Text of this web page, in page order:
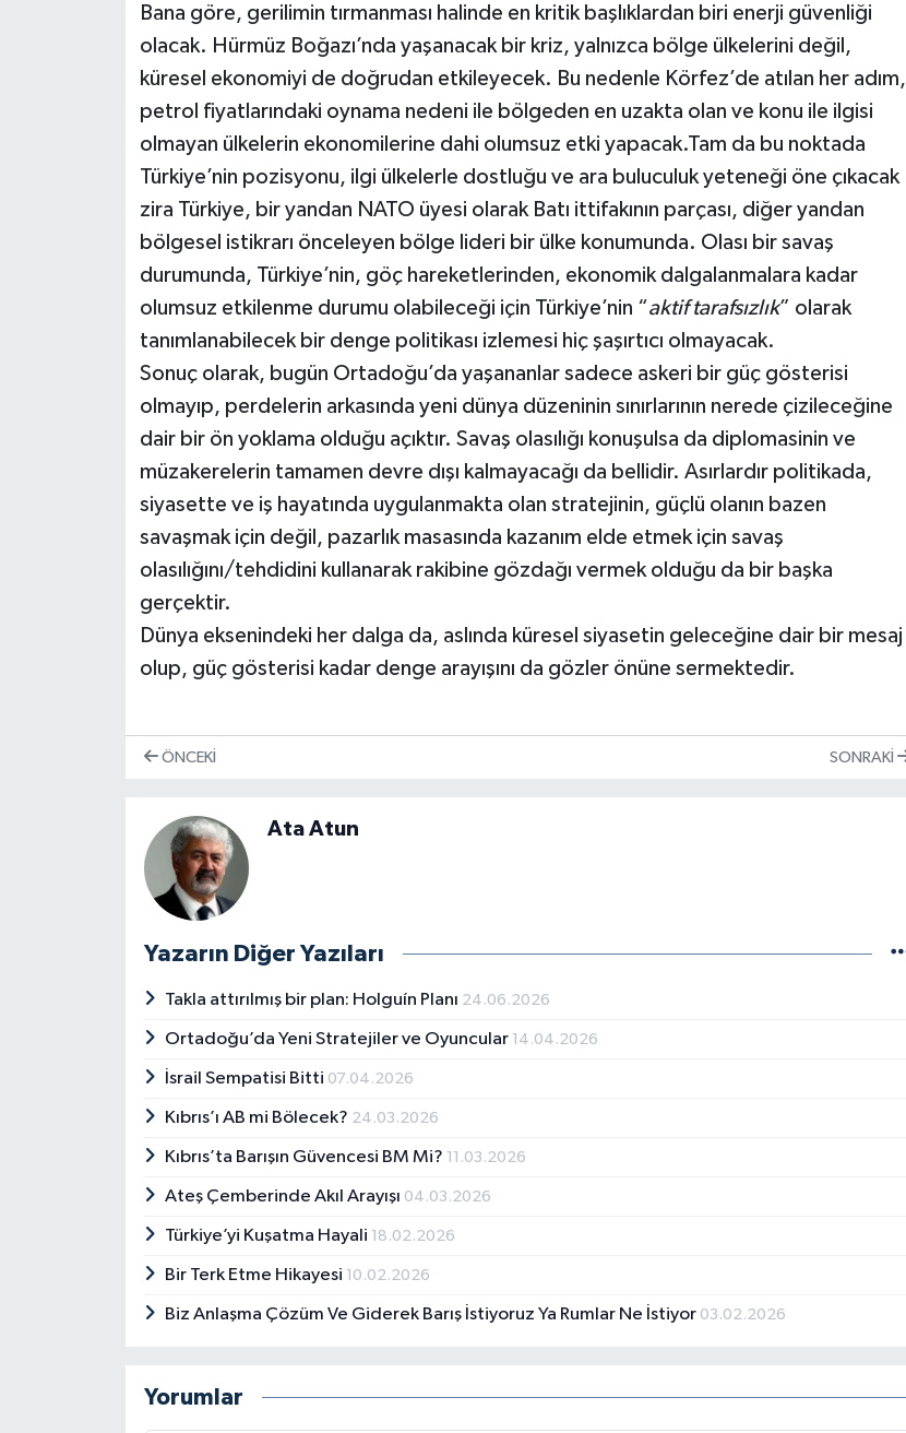
Bana göre, gerilimin tırmanması halinde en kritik başlıklardan biri enerji güvenliği
olacak. Hürmüz Boğazı’nda yaşanacak bir kriz, yalnızca bölge ülkelerini değil,
küresel ekonomiyi de doğrudan etkileyecek. Bu nedenle Körfez’de atılan her adım,
petrol fiyatlarındaki oynama nedeni ile bölgeden en uzakta olan ve konu ile ilgisi
olmayan ülkelerin ekonomilerine dahi olumsuz etki yapacak.Tam da bu noktada
Türkiye’nin pozisyonu, ilgi ülkelerle dostluğu ve ara buluculuk yeteneği öne çıkacak
zira Türkiye, bir yandan NATO üyesi olarak Batı ittifakının parçası, diğer yandan
bölgesel istikrarı önceleyen bölge lideri bir ülke konumunda. Olası bir savaş
durumunda, Türkiye’nin, göç hareketlerinden, ekonomik dalgalanmalara kadar
olumsuz etkilenme durumu olabileceği için Türkiye’nin “aktif tarafsızlık” olarak
tanımlanabilecek bir denge politikası izlemesi hiç şaşırtıcı olmayacak.
Sonuç olarak, bugün Ortadoğu’da yaşananlar sadece askeri bir güç gösterisi
olmayıp, perdelerin arkasında yeni dünya düzeninin sınırlarının nerede çizileceğine
dair bir ön yoklama olduğu açıktır. Savaş olasılığı konuşulsa da diplomasinin ve
müzakerelerin tamamen devre dışı kalmayacağı da bellidir. Asırlardır politikada,
siyasette ve iş hayatında uygulanmakta olan stratejinin, güçlü olanın bazen
savaşmak için değil, pazarlık masasında kazanım elde etmek için savaş
olasılığını/tehdidini kullanarak rakibine gözdağı vermek olduğu da bir başka
gerçektir.
Dünya eksenindeki her dalga da, aslında küresel siyasetin geleceğine dair bir mesaj
olup, güç gösterisi kadar denge arayışını da gözler önüne sermektedir.
ÖNCEKI SONRAKI
Ata Atun
Yazarın Diğer Yazıları
Takla attırılmış bir plan: Holguín Planı 24.06.2026
Ortadoğu’da Yeni Stratejiler ve Oyuncular 14.04.2026
İsrail Sempatisi Bitti 07.04.2026
Kıbrıs’ı AB mi Bölecek? 24.03.2026
Kıbrıs’ta Barışın Güvencesi BM Mi? 11.03.2026
Ateş Çemberinde Akıl Arayışı 04.03.2026
Türkiye’yi Kuşatma Hayali 18.02.2026
Bir Terk Etme Hikayesi 10.02.2026
Biz Anlaşma Çözüm Ve Giderek Barış İstiyoruz Ya Rumlar Ne İstiyor 03.02.2026
Yorumlar